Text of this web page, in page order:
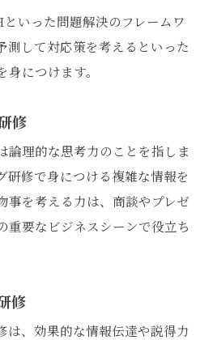
いった問題解決のフレームワ
測して対応策を考えるといった
につけます。
修
論理的な思考力のことを指しま
研修で身につける複雑な情報を
事を考える力は、商談やプレゼ
重要なビジネスシーンで役立ち
修
は、効果的な情報伝達や説得力